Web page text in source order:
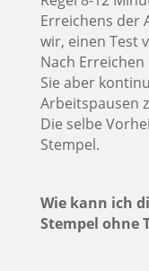
Erreichens der
wir, einen Test
Nach
Sie aber
Arbeitspausen
Die selbe
Stempel.
Wie kann ich
Stempel ohne